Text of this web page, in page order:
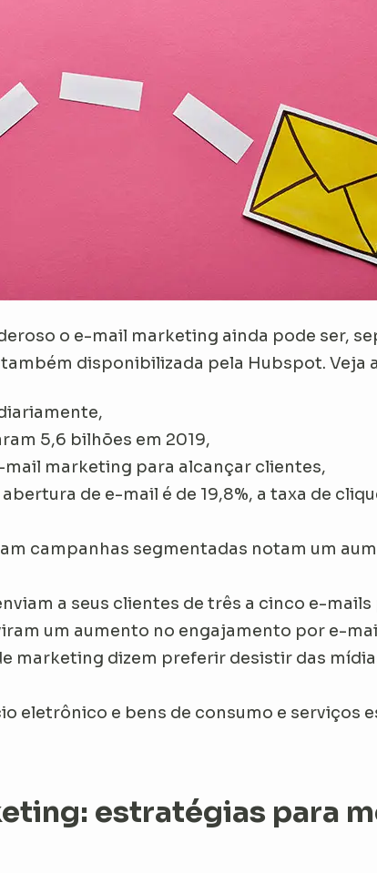
o e-mail marketing ainda pode ser,
disponibilizada pela Hubspot. Veja
5,6 bilhões em 2019,
mail marketing para alcançar clientes,
de e-mail é de 19,8%, a taxa de
campanhas segmentadas notam um
a seus clientes de três a cinco e-mails
um aumento no engajamento por e-
marketing dizem preferir desistir das
eletrônico e bens de consumo e serviços
estratégias para